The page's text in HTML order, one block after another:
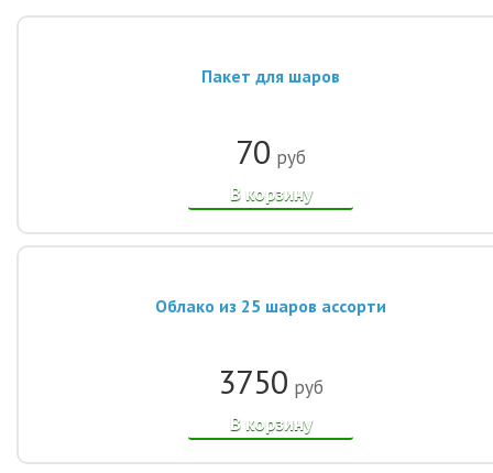
Пакет для шаров
70 руб
В корзину
Облако из 25 шаров ассорти
3750 руб
В корзину